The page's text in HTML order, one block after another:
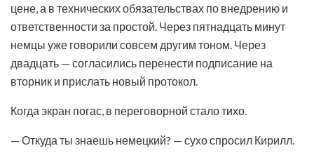
цене, а в технических обязательствах по внедрению и
ответственности за простой. Через пятнадцать минут
немцы уже говорили совсем другим тоном. Через
двадцать — согласились перенести подписание на
вторник и прислать новый протокол.
Когда экран погас, в переговорной стало тихо.
— Откуда ты знаешь немецкий? — сухо спросил Кирилл.